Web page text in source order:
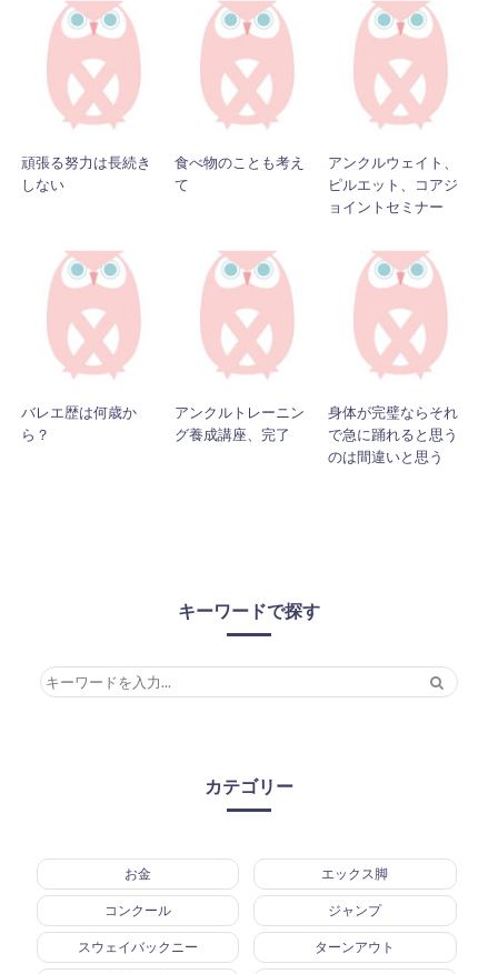
頑張る努力は長続き
しない
食べ物のことも考え
て
アンクルウェイト、
ピルエット、コアジ
ョイントセミナー
バレエ歴は何歳か
ら？
アンクルトレーニン
グ養成講座、完了
身体が完璧ならそれ
で急に踊れると思う
のは間違いと思う
キーワードで探す
カテゴリー
お金 エックス脚
コンクール ジャンプ
スウェイバックニー ターンアウト